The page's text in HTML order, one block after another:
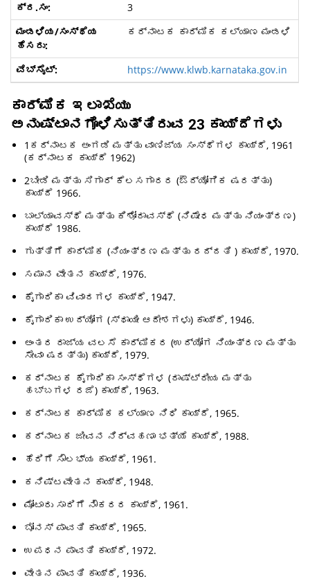
3
ಕರ್ನಾಟಕ ಕಾರ್ಮಿಕ ಕಲ್ಯಾಣ ಮಂಡಳಿ
https://www.klwb.karnataka.gov.in
ಕಾರ್ಮಿಕ ಇಲಾಖೆಯು
ಅನುಷ್ಟಾನಗೊಳಿಸುತ್ತಿರುವ 23 ಕಾಯ್ದೆಗಳು
1ಕರ್ನಾಟಕ ಅಂಗಡಿ ಮತ್ತು ವಾಣಿಜ್ಯ ಸಂಸ್ಥೆಗಳ ಕಾಯ್ದೆ, 1961
(ಕರ್ನಾಟಕ ಕಾಯ್ದೆ 1962)
2ಬೀಡಿ ಮತ್ತು ಸಿಗಾರ್ ಕೆಲಸಗಾರರ (ಔದ್ಯೋಗಿಕ ಷರತ್ತು)
ಕಾಯ್ದೆ 1966.
ಬಾಲ್ಯಾವಸ್ಥೆ ಮತ್ತು ಕಿಶೋರಾವಸ್ಥೆ (ನಿಷೇಧ ಮತ್ತು ನಿಯಂತ್ರಣ)
ಕಾಯ್ದೆ 1986.
ಗುತ್ತಿಗೆ ಕಾರ್ಮಿಕ (ನಿಯಂತ್ರಣ ಮತ್ತು ರದ್ದತಿ ) ಕಾಯ್ದೆ, 1970.
ಸಮಾನ ವೇತನ ಕಾಯ್ದೆ, 1976.
ಕೈಗಾರಿಕಾ ವಿವಾದಗಳ ಕಾಯ್ದೆ, 1947.
ಕೈಗಾರಿಕಾ ಉದ್ಯೋಗ (ಸ್ಥಾಯೀ ಆದೇಶಗಳು) ಕಾಯ್ದೆ, 1946.
ಅಂತರ ರಾಜ್ಯ ವಲಸೆ ಕಾರ್ಮಿಕರ (ಉದ್ಯೋಗ ನಿಯಂತ್ರಣ ಮತ್ತು
ಸೇವಾ ಷರತ್ತು) ಕಾಯ್ದೆ, 1979.
ಕರ್ನಾಟಕ ಕೈಗಾರಿಕಾ ಸಂಸ್ಥೆಗಳ (ರಾಷ್ಟ್ರೀಯ ಮತ್ತು
ಹಬ್ಬಗಳ ರಜೆ) ಕಾಯ್ದೆ, 1963.
ಕರ್ನಾಟಕ ಕಾರ್ಮಿಕ ಕಲ್ಯಾಣ ನಿಧಿ ಕಾಯ್ದೆ, 1965.
ಕರ್ನಾಟಕ ಜೀವನ ನಿರ್ವಹಣಾ ಭತ್ಯೆ ಕಾಯ್ದೆ, 1988.
ಹೆರಿಗೆ ಸೌಲಭ್ಯ ಕಾಯ್ದೆ, 1961.
ಕನಿಷ್ಟವೇತನ ಕಾಯ್ದೆ, 1948.
ಮೋಟಾರು ಸಾರಿಗೆ ನೌಕರರ ಕಾಯ್ದೆ, 1961.
ಬೋನಸ್ ಪಾವತಿ ಕಾಯ್ದೆ, 1965.
ಉಪಧನ ಪಾವತಿ ಕಾಯ್ದೆ, 1972.
ವೇತನ ಪಾವತಿ ಕಾಯ್ದೆ, 1936.